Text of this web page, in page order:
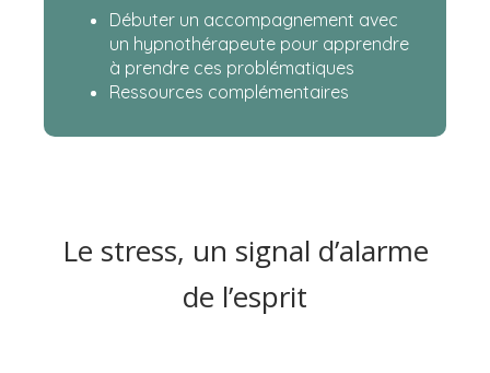
Débuter un accompagnement avec
un hypnothérapeute pour apprendre
à prendre ces problématiques
Ressources complémentaires
Le stress, un signal d’alarme
de l’esprit